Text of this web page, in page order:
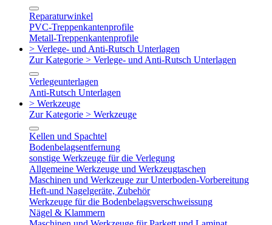
Reparaturwinkel
PVC-Treppenkantenprofile
Metall-Treppenkantenprofile
> Verlege- und Anti-Rutsch Unterlagen
Zur Kategorie > Verlege- und Anti-Rutsch Unterlagen
Verlegeunterlagen
Anti-Rutsch Unterlagen
> Werkzeuge
Zur Kategorie > Werkzeuge
Kellen und Spachtel
Bodenbelagsentfernung
sonstige Werkzeuge für die Verlegung
Allgemeine Werkzeuge und Werkzeugtaschen
Maschinen und Werkzeuge zur Unterboden-Vorbereitung
Heft-und Nagelgeräte, Zubehör
Werkzeuge für die Bodenbelagsverschweissung
Nägel & Klammern